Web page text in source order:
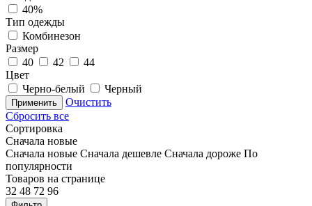
40%
Тип одежды
Комбинезон
Размер
40
42
44
Цвет
Черно-белый
Черный
Применить
Очистить
Сбросить все
Сортировка
Сначала новые
Сначала новые Сначала дешевле Сначала дороже По
популярности
Товаров на странице
32 48 72 96